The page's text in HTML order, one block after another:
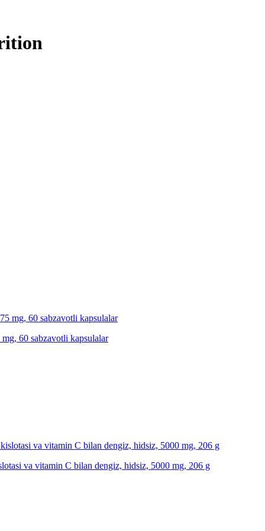
60 sabzavotli kapsulalar
va vitamin C bilan dengiz, hidsiz, 5000 mg, 206 g